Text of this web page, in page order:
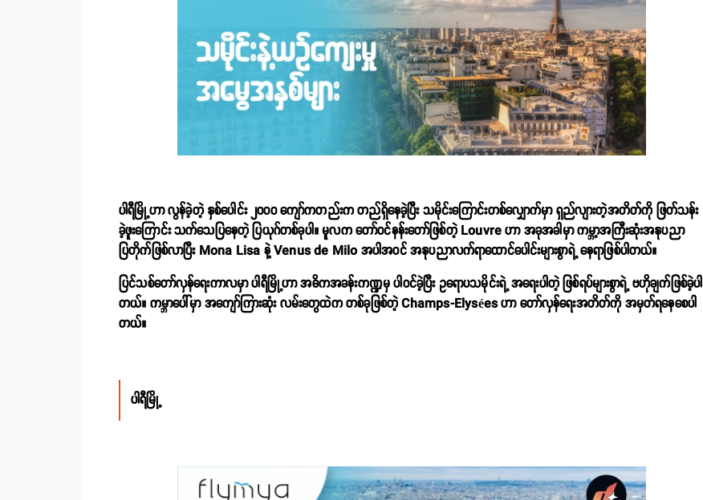
ပါရီမြို့ဟာ လွန်ခဲ့တဲ့ နှစ်ပေါင်း ၂၀၀၀ ကျော်ကတည်းက တည်ရှိနေခဲ့ပြီး သမိုင်းကြောင်းတစ်လျှောက်မှာ ရှည်လျားတဲ့အတိတ်ကို ဖြတ်သန်း
ခဲ့ဖူးကြောင်း သက်သေပြနေတဲ့ ပြယုဂ်တစ်ခုပါ။ မူလက တော်ဝင်နန်းတော်ဖြစ်တဲ့ Louvre ဟာ အခုအခါမှာ ကမ္ဘာ့အကြီးဆုံးအနုပညာ
ပြတိုက်ဖြစ်လာပြီး Mona Lisa နဲ့ Venus de Milo အပါအဝင် အနုပညာလက်ရာထောင်ပေါင်းများစွာရဲ့ နေရာဖြစ်ပါတယ်။
ပြင်သစ်တော်လှန်ရေးကာလမှာ ပါရီမြို့ဟာ အဓိကအခန်းကဏ္ဍမှ ပါဝင်ခဲ့ပြီး ဥရောပသမိုင်းရဲ့ အရေးပါတဲ့ ဖြစ်ရပ်များစွာရဲ့ ဗဟိုချက်ဖြစ်ခဲ့ပါ
တယ်။ ကမ္ဘာပေါ်မှာ အကျော်ကြားဆုံး လမ်းတွေထဲက တစ်ခုဖြစ်တဲ့ Champs-Elysées ဟာ တော်လှန်ရေးအတိတ်ကို အမှတ်ရနေစေပါ
တယ်။
ပါရီမြို့